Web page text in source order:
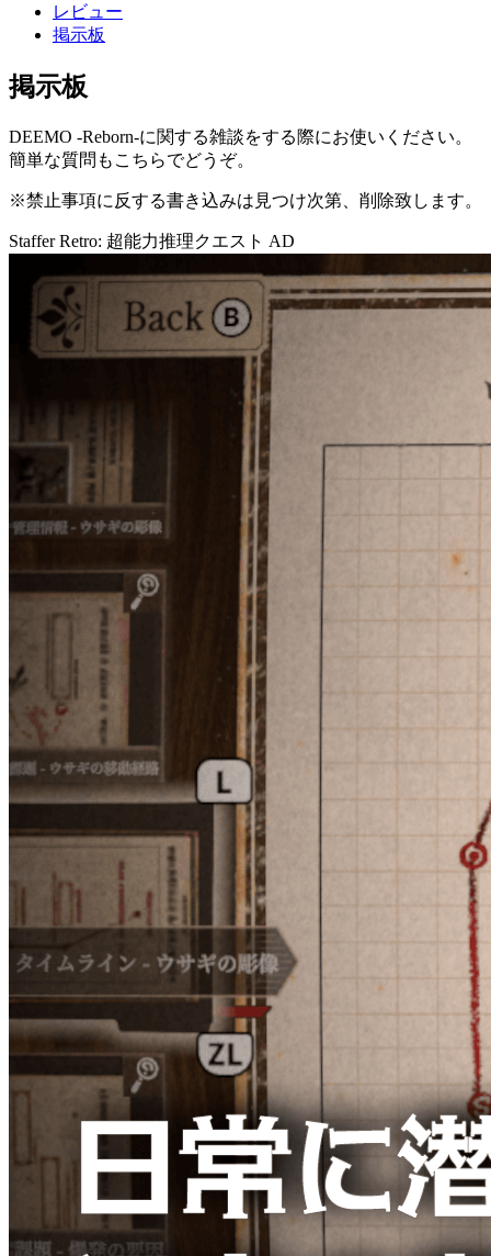
レビュー
掲示板
掲示板
DEEMO -Reborn-に関する雑談をする際にお使いください。
簡単な質問もこちらでどうぞ。
※禁止事項に反する書き込みは見つけ次第、削除致します。
Staffer Retro: 超能力推理クエスト AD